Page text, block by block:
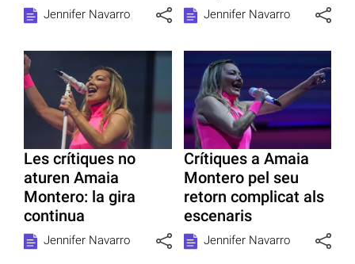
Jennifer Navarro Jennifer Navarro
Les crítiques no
aturen Amaia
Montero: la gira
continua
Jennifer Navarro
Crítiques a Amaia
Montero pel seu
retorn complicat als
escenaris
Jennifer Navarro